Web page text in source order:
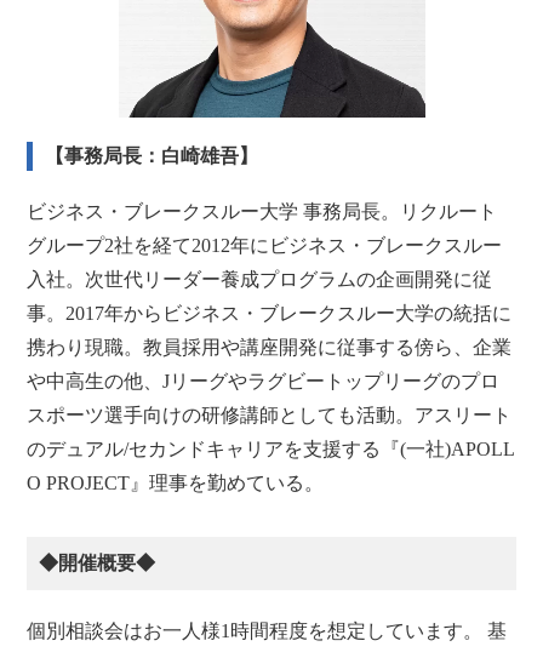
【事務局長：白崎雄吾】
ビジネス・ブレークスルー大学 事務局長。リクルート
グループ2社を経て2012年にビジネス・ブレークスルー
入社。次世代リーダー養成プログラムの企画開発に従
事。2017年からビジネス・ブレークスルー大学の統括に
携わり現職。教員採用や講座開発に従事する傍ら、企業
や中高生の他、Jリーグやラグビートップリーグのプロ
スポーツ選手向けの研修講師としても活動。アスリート
のデュアル/セカンドキャリアを支援する『(一社)APOLL
O PROJECT』理事を勤めている。
◆開催概要◆
個別相談会はお一人様1時間程度を想定しています。 基